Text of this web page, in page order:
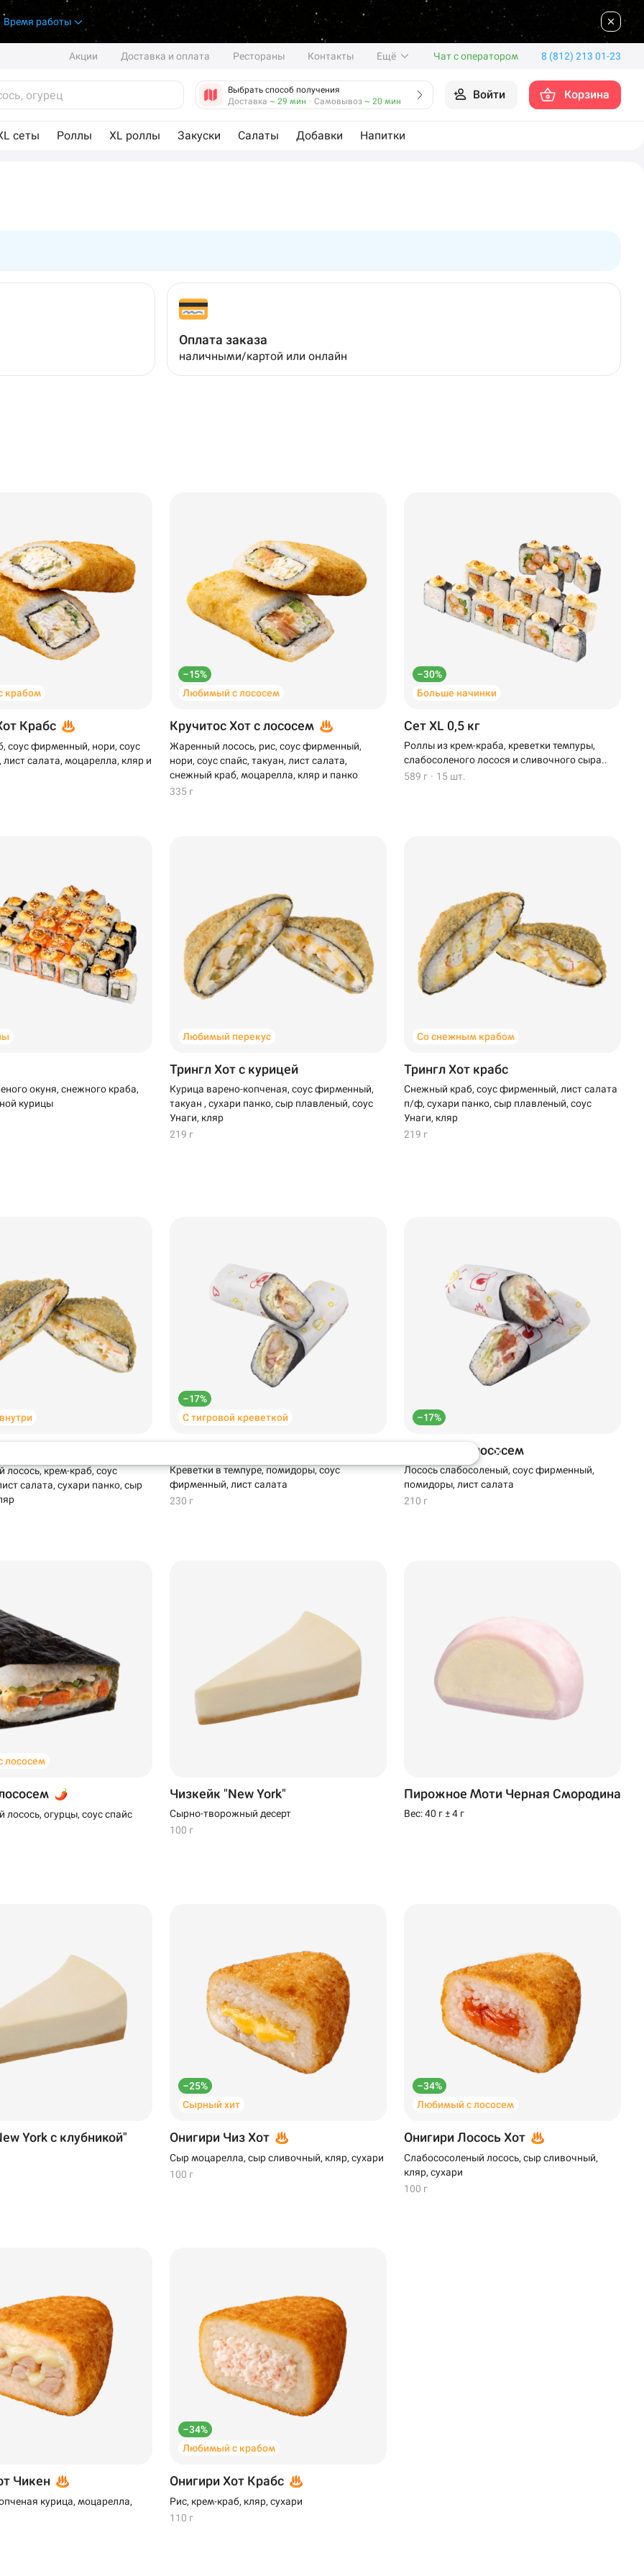
Время работы
Акции Доставка и оплата Рестораны Контакты Ещё Чат с оператором 8 (812) 213 01-23
Выбрать способ получения
Доставка ~ 29 мин · Самовывоз ~ 20 мин Войти Корзина
сеты Роллы XL роллы Закуски Салаты Добавки Напитки
Оплата заказа
наличными/картой или онлайн
крабом
Крабс
соус фирменный, нори, соус
лист салата, моцарелла, кляр и
–15%
Любимый с лососем
Кручитос Хот с лососем
Жаренный лосось, рис, соус фирменный,
нори, соус спайс, такуан, лист салата,
снежный краб, моцарелла, кляр и панко
335 г
–30%
Больше начинки
Сет XL 0,5 кг
Роллы из крем-краба, креветки темпуры,
слабосоленого лосося и сливочного сыра..
589 г · 15 шт.
окуня, снежного краба,
курицы
Любимый перекус
Трингл Хот с курицей
Курица варено-копченая, соус фирменный,
такуан , сухари панко, сыр плавленый, соус
Унаги, кляр
219 г
Со снежным крабом
Трингл Хот крабс
Снежный краб, соус фирменный, лист салата
п/ф, сухари панко, сыр плавленый, соус
Унаги, кляр
219 г
лосось, крем-краб, соус
салата, сухари панко, сыр
–17%
С тигровой креветкой
Креветки в темпуре, помидоры, соус
фирменный, лист салата
230 г
–17%
Кручитос с лососем
Лосось слабосоленый, соус фирменный,
помидоры, лист салата
210 г
лососем
лосось, огурцы, соус спайс
Чизкейк "New York"
Сырно-творожный десерт
100 г
Пирожное Моти Черная Смородина
Вес: 40 г ± 4 г
York с клубникой"
–25%
Сырный хит
Онигири Чиз Хот
Сыр моцарелла, сыр сливочный, кляр, сухари
100 г
–34%
Любимый с лососем
Онигири Лосось Хот
Слабососоленый лосось, сыр сливочный,
кляр, сухари
100 г
Чикен
курица, моцарелла,
–34%
Любимый с крабом
Онигири Хот Крабс
Рис, крем-краб, кляр, сухари
110 г
Самовывоз